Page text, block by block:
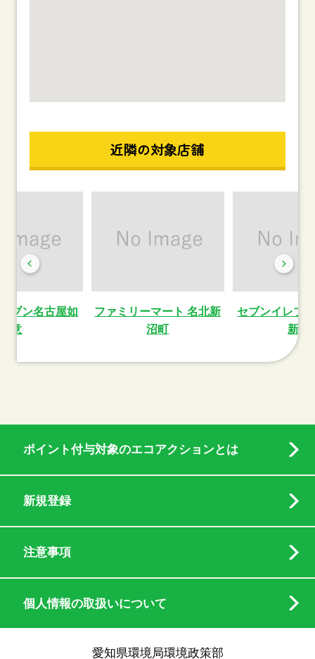
近隣の対象店舗
ブン名古屋如
意
ファミリーマート 名北新
沼町
セブンイレブ
新町
ポイント付与対象のエコアクションとは
新規登録
注意事項
個人情報の取扱いについて
愛知県環境局環境政策部